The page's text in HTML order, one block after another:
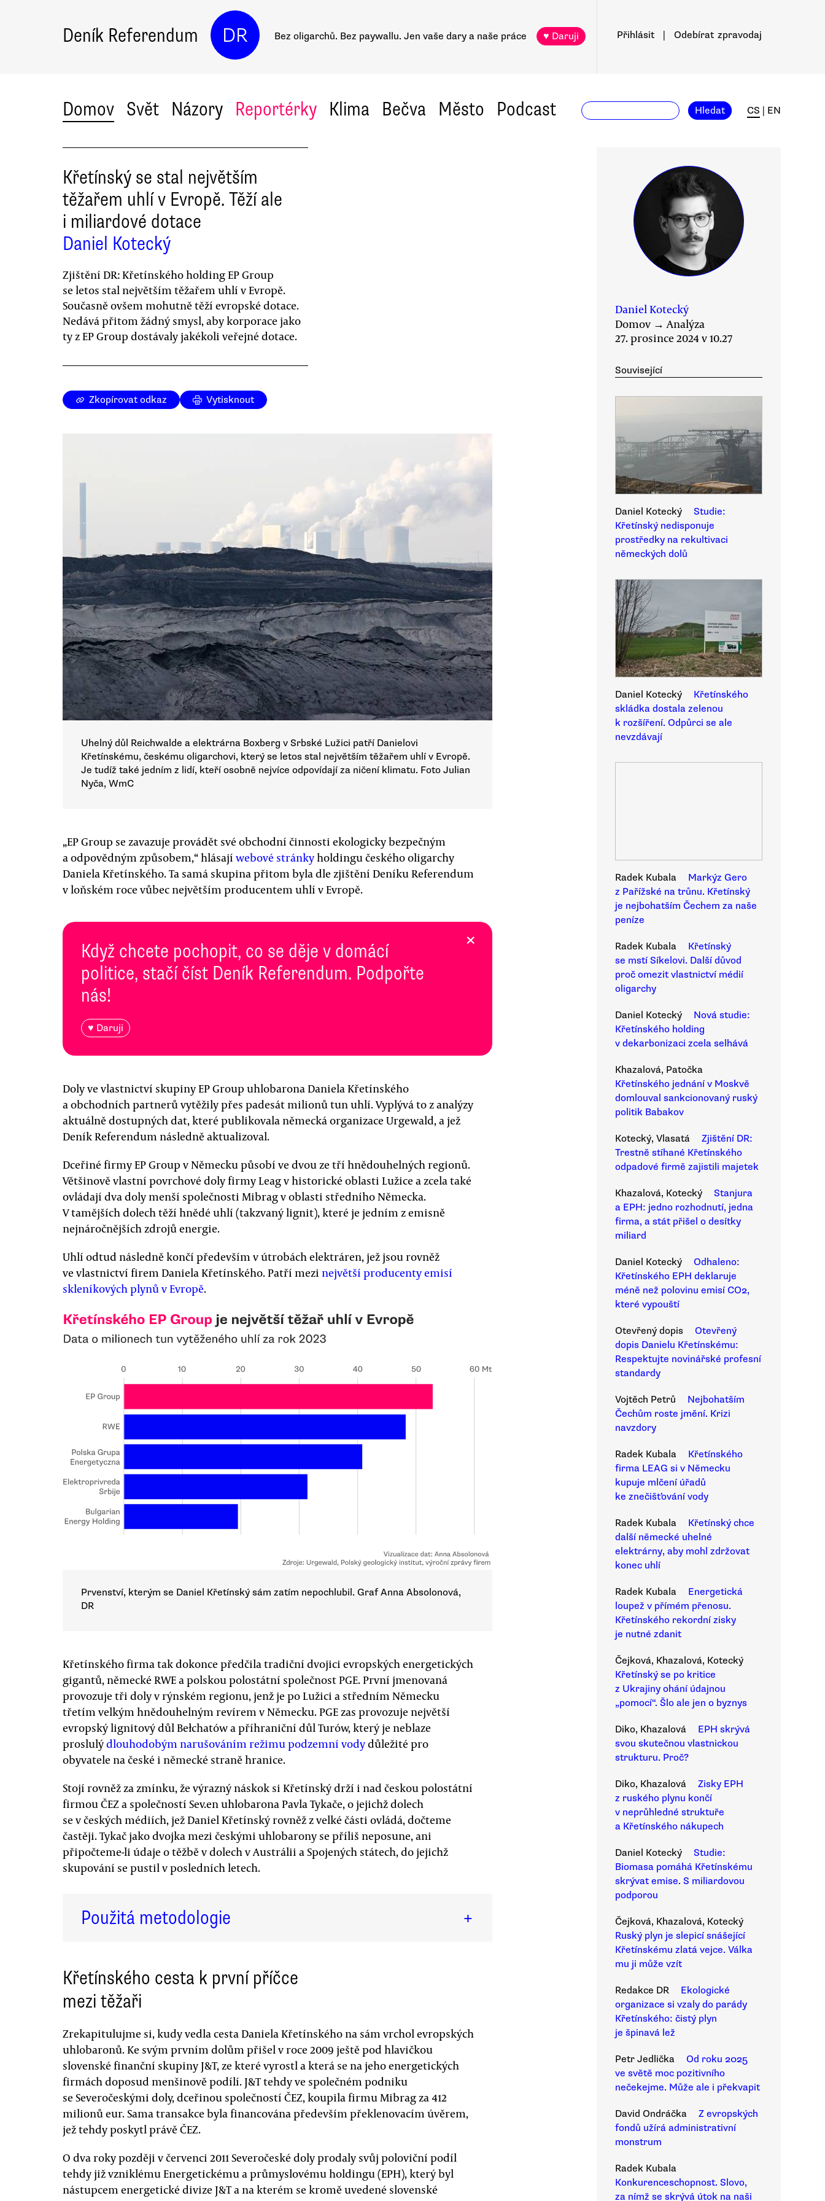
Deník Referendum DR Bez oligarchů. Bez paywallu. Jen vaše dary a naše práce ♥ Daruji Přihlásit Odebírat zpravodaj
Domov Svět Názory Reportérky Klima Bečva Město Podcast Hledat CS EN
Křetínský se stal největším
těžařem uhlí v Evropě. Těží ale
i miliardové dotace
Daniel Kotecký
Zjištění DR: Křetínského holding EP Group
se letos stal největším těžařem uhlí v Evropě.
Současně ovšem mohutně těží evropské dotace.
Nedává přitom žádný smysl, aby korporace jako
ty z EP Group dostávaly jakékoli veřejné dotace.
Zkopírovat odkaz Vytisknout
Uhelný důl Reichwalde a elektrárna Boxberg v Srbské Lužici patří Danielovi
Křetínskému, českému oligarchovi, který se letos stal největším těžařem uhlí v Evropě.
Je tudíž také jedním z lidí, kteří osobně nejvíce odpovídají za ničení klimatu. Foto Julian
Nyča, WmC
„EP Group se zavazuje provádět své obchodní činnosti ekologicky bezpečným
a odpovědným způsobem,“ hlásají webové stránkyholdingu českého oligarchy
Daniela Křetínského. Ta samá skupina přitom byla dle zjištění Deníku Referendum
v loňském roce vůbec největším producentem uhlí v Evropě.
Když chcete pochopit, co se děje v domácí
politice, stačí číst Deník Referendum. Podpořte
nás!
♥ Daruji
×
Doly ve vlastnictví skupiny EP Group uhlobarona Daniela Křetínského
a obchodních partnerů vytěžily přes padesát milionů tun uhlí. Vyplývá to z analýzy
aktuálně dostupných dat, které publikovala německá organizace Urgewald, a jež
Deník Referendum následně aktualizoval.
Dceřiné firmy EP Group v Německu působí ve dvou ze tří hnědouhelných regionů.
Většinově vlastní povrchové doly firmy Leag v historické oblasti Lužice a zcela také
ovládají dva doly menší společnosti Mibrag v oblasti středního Německa.
V tamějších dolech těží hnědé uhlí (takzvaný lignit), které je jedním z emisně
nejnáročnějších zdrojů energie.
Uhlí odtud následně končí především v útrobách elektráren, jež jsou rovněž
ve vlastnictví firem Daniela Křetínského. Patří mezi největší producenty emisí
skleníkových plynů v Evropě.
Prvenství, kterým se Daniel Křetínský sám zatím nepochlubil. Graf Anna Absolonová,
DR
Křetínského firma tak dokonce předčila tradiční dvojici evropských energetických
gigantů, německé RWE a polskou polostátní společnost PGE. První jmenovaná
provozuje tři doly v rýnském regionu, jenž je po Lužici a středním Německu
třetím velkým hnědouhelným revírem v Německu. PGE zas provozuje největší
evropský lignitový důl Bełchatów a příhraniční důl Turów, který je neblaze
proslulýdlouhodobým narušováním režimu podzemní vodydůležité pro
obyvatele na české i německé straně hranice.
Stojí rovněž za zmínku, že výrazný náskok si Křetínský drží i nad českou polostátní
firmou ČEZ a společností Sev.en uhlobarona Pavla Tykače, o jejichž dolech
se v českých médiích, jež Daniel Křetínský rovněž z velké části ovládá, dočteme
častěji. Tykač jako dvojka mezi českými uhlobarony se příliš neposune, ani
připočteme-li údaje o těžbě v dolech v Austrálii a Spojených státech, do jejichž
skupování se pustil v posledních letech.
Použitá metodologie +
Křetínského cesta k první příčce
mezi těžaři
Zrekapitulujme si, kudy vedla cesta Daniela Křetínského na sám vrchol evropských
uhlobaronů. Ke svým prvním dolům přišel v roce 2009 ještě pod hlavičkou
slovenské finanční skupiny J&T, ze které vyrostl a která se na jeho energetických
firmách doposud menšinově podílí. J&T tehdy ve společném podniku
se Severočeskými doly, dceřinou společností ČEZ, koupila firmu Mibrag za 412
milionů eur. Sama transakce byla financována především překlenovacím úvěrem,
jež tehdy poskytl právě ČEZ.
O dva roky později v červenci 2011 Severočeské doly prodaly svůj poloviční podíl
tehdy již vzniklému Energetickému a průmyslovému holdingu (EPH), který byl
nástupcem energetické divize J&T a na kterém se kromě uvedené slovenské
Daniel Kotecký
Domov →Analýza
27. prosince 2024 v 10.27
Související
Daniel Kotecký
Studie:
Křetínský nedisponuje
prostředky na rekultivaci
německých dolů
Daniel Kotecký
Křetínského
skládka dostala zelenou
k rozšíření. Odpůrci se ale
nevzdávají
Radek Kubala
Markýz Gero
z Pařížské na trůnu. Křetínský
je nejbohatším Čechem za naše
peníze
Radek Kubala
Křetínský
se mstí Síkelovi. Další důvod
proč omezit vlastnictví médií
oligarchy
Daniel Kotecký
Nová studie:
Křetínského holding
v dekarbonizaci zcela selhává
Khazalová, Patočka
Křetínského jednání v Moskvě
domlouval sankcionovaný ruský
politik Babakov
Kotecký, Vlasatá
Zjištění DR:
Trestně stíhané Křetínského
odpadové firmě zajistili majetek
Khazalová, Kotecký
Stanjura
a EPH: jedno rozhodnutí, jedna
firma, a stát přišel o desítky
miliard
Daniel Kotecký
Odhaleno:
Křetínského EPH deklaruje
méně než polovinu emisí CO2,
které vypouští
Otevřený dopis
Otevřený
dopis Danielu Křetínskému:
Respektujte novinářské profesní
standardy
Vojtěch Petrů
Nejbohatším
Čechům roste jmění. Krizi
navzdory
Radek Kubala
Křetínského
firma LEAG si v Německu
kupuje mlčení úřadů
ke znečišťování vody
Radek Kubala
Křetínský chce
další německé uhelné
elektrárny, aby mohl zdržovat
konec uhlí
Radek Kubala
Energetická
loupež v přímém přenosu.
Křetínského rekordní zisky
je nutné zdanit
Čejková, Khazalová, Kotecký
Křetínský se po kritice
z Ukrajiny ohání údajnou
„pomocí“. Šlo ale jen o byznys
Diko, Khazalová
EPH skrývá
svou skutečnou vlastnickou
strukturu. Proč?
Diko, Khazalová
Zisky EPH
z ruského plynu končí
v neprůhledné struktuře
a Křetínského nákupech
Daniel Kotecký
Studie:
Biomasa pomáhá Křetínskému
skrývat emise. S miliardovou
podporou
Čejková, Khazalová, Kotecký
Ruský plyn je slepicí snášející
Křetínskému zlatá vejce. Válka
mu ji může vzít
Redakce DR
Ekologické
organizace si vzaly do parády
Křetínského: čistý plyn
je špinavá lež
Petr Jedlička
Od roku 2025
ve světě moc pozitivního
nečekejme. Může ale i překvapit
David Ondráčka
Z evropských
fondů užírá administrativní
monstrum
Radek Kubala
Konkurenceschopnost. Slovo,
za nímž se skrývá útok na naši